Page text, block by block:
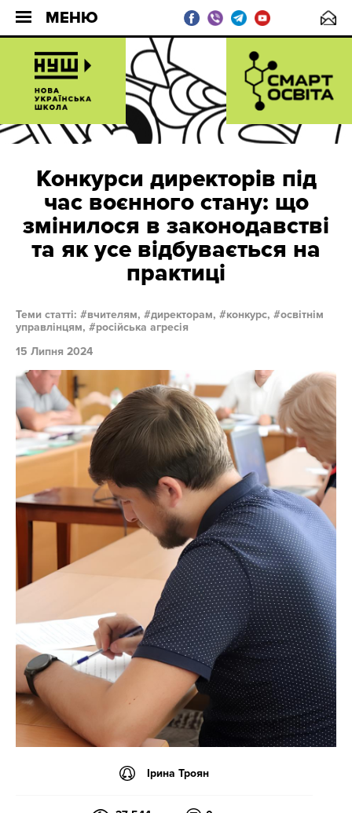
МЕНЮ
Конкурси директорів під
час воєнного стану: що
змінилося в законодавстві
та як усе відбувається на
практиці
Теми статті: вчителям, директорам, конкурс,
освітнім
управлінцям,
російська агресія
15 Липня 2024
Ірина Троян